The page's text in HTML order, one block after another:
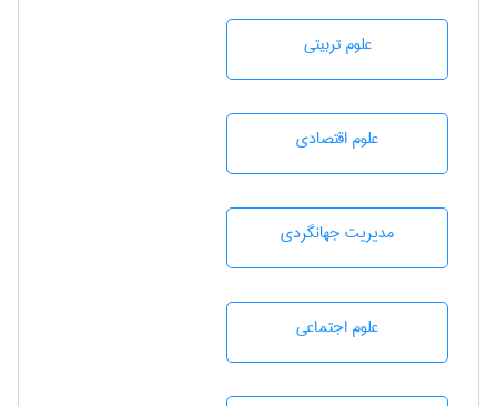
علوم تربيتی
علوم اقتصادی
مديريت جهانگردی
علوم اجتماعی